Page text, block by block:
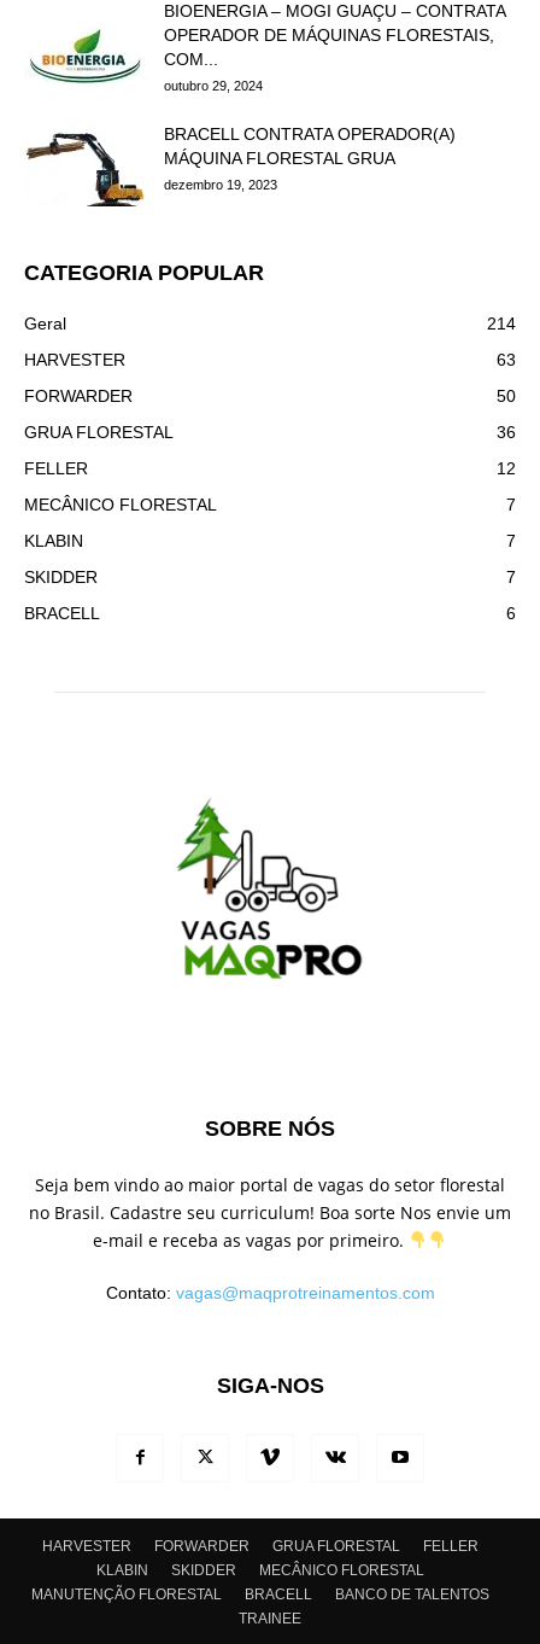
BIOENERGIA – MOGI GUAÇU – CONTRATA
OPERADOR DE MÁQUINAS FLORESTAIS,
COM...
outubro 29, 2024
BRACELL CONTRATA OPERADOR(A)
MÁQUINA FLORESTAL GRUA
dezembro 19, 2023
CATEGORIA POPULAR
Geral
214
HARVESTER
63
FORWARDER
50
GRUA FLORESTAL
36
FELLER
12
MECÂNICO FLORESTAL
7
KLABIN
7
SKIDDER
7
BRACELL
6
SOBRE NÓS
Seja bem vindo ao maior portal de vagas do setor florestal
no Brasil. Cadastre seu curriculum! Boa sorte Nos envie um
e-mail e receba as vagas por primeiro.
Contato: vagas@maqprotreinamentos.com
SIGA-NOS
HARVESTER FORWARDER GRUA FLORESTAL
FELLER
KLABIN
SKIDDER
MECÂNICO FLORESTAL
MANUTENÇÃO FLORESTAL
BRACELL
BANCO DE TALENTOS
TRAINEE